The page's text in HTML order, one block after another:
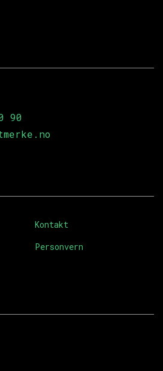
90
Kontakt
Personvern